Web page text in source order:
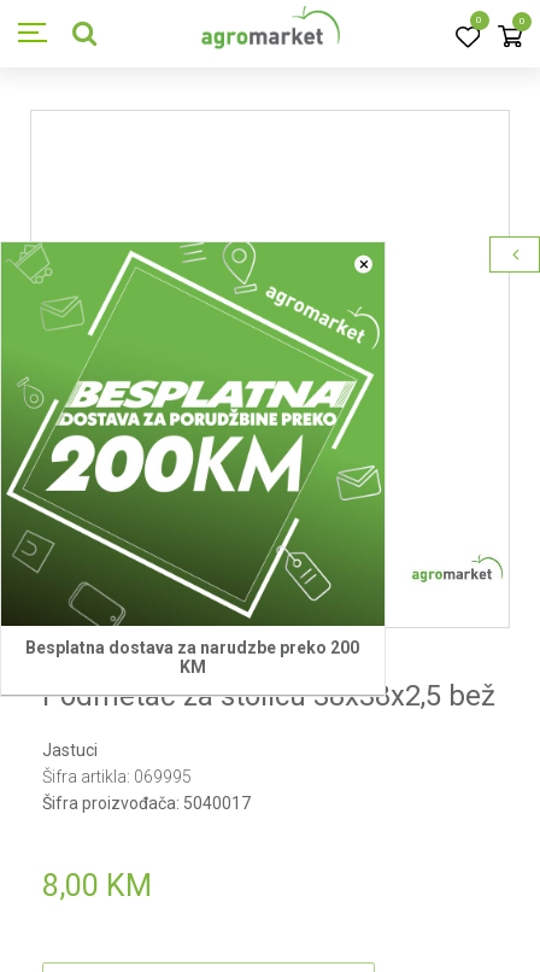
0 0
×
Besplatna dostava za narudzbe preko 200
KM
Agromarket
Podmetač za stolicu 38x38x2,5 bež
Jastuci
Šifra artikla: 069995
Šifra proizvođača: 5040017
8,00 KM